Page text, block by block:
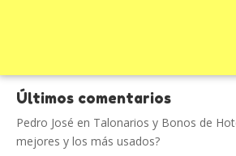
Últimos comentarios
Pedro José en Talonarios y Bonos de
mejores y los más usados?